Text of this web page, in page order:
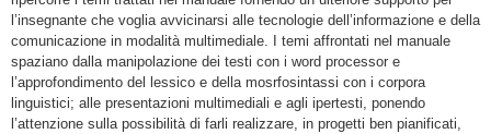
l’insegnante che voglia avvicinarsi alle tecnologie dell’informazione e della
comunicazione in modalità multimediale. I temi affrontati nel manuale
spaziano dalla manipolazione dei testi con i word processor e
l’approfondimento del lessico e della mosrfosintassi con i corpora
linguistici; alle presentazioni multimediali e agli ipertesti, ponendo
l’attenzione sulla possibilità di farli realizzare, in progetti ben pianificati,